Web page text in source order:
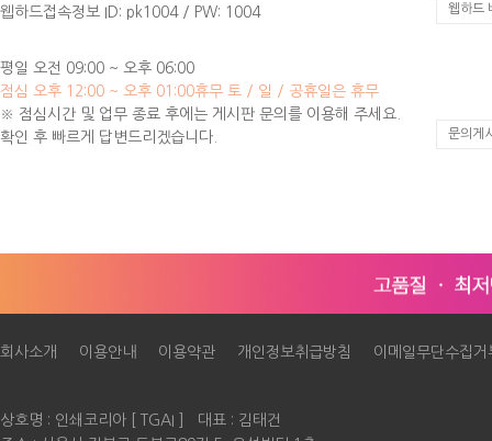
웹하드접속정보 ID: pk1004 / PW: 1004
웹하드
평일 오전 09:00 ~ 오후 06:00
점심 오후 12:00 ~ 오후 01:00휴무 토 / 일 / 공휴일은 휴무
※ 점심시간 및 업무 종료 후에는 게시판 문의를 이용해 주세요.
확인 후 빠르게 답변드리겠습니다.
문의게
회사소개 이용안내 이용약관 개인정보취급방침 이메일무단수집거
상호명 : 인쇄코리아 [ TGAI ] 대표 : 김태건